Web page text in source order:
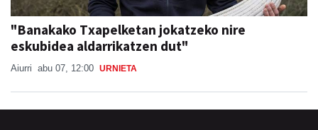
"Banakako Txapelketan jokatzeko nire
eskubidea aldarrikatzen dut"
Aiurri abu 07, 12:00 URNIETA